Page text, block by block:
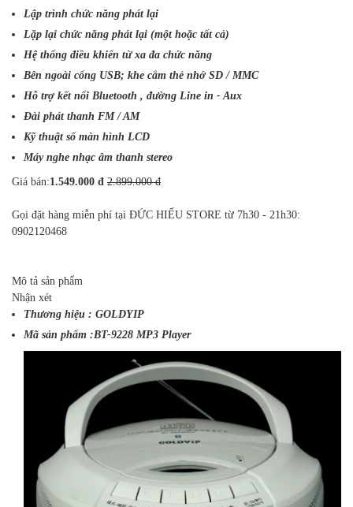
Lập trình chức năng phát lại
Lặp lại chức năng phát lại (một hoặc tất cả)
Hệ thống điều khiển từ xa đa chức năng
Bên ngoài cổng USB; khe cắm thẻ nhớ SD / MMC
Hỗ trợ kết nối Bluetooth , đường Line in - Aux
Đài phát thanh FM / AM
Kỹ thuật số màn hình LCD
Máy nghe nhạc âm thanh stereo
Giá bán:1.549.000 đ 2.899.000 đ
Gọi đặt hàng miễn phí tại ĐỨC HIẾU STORE từ 7h30 - 21h30:
0902120468
Mô tả sản phẩm
Nhận xét
Thương hiệu : GOLDYIP
Mã sản phẩm :BT-9228 MP3 Player